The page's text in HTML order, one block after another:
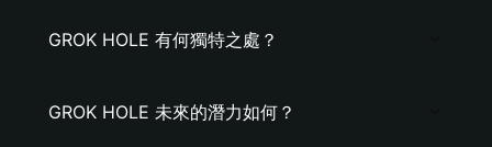
GROK HOLE 有何獨特之處？
GROK HOLE 未來的潛力如何？